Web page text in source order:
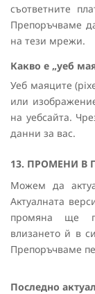
съответните
Препоръчваме
на тези мрежи.
Какво е „уеб
Уеб маяците
или
на уебсайта.
данни за вас.
13. ПРОМЕНИ В
Можем да
Актуалната
промяна ще
влизането й в
Препоръчваме
Последно